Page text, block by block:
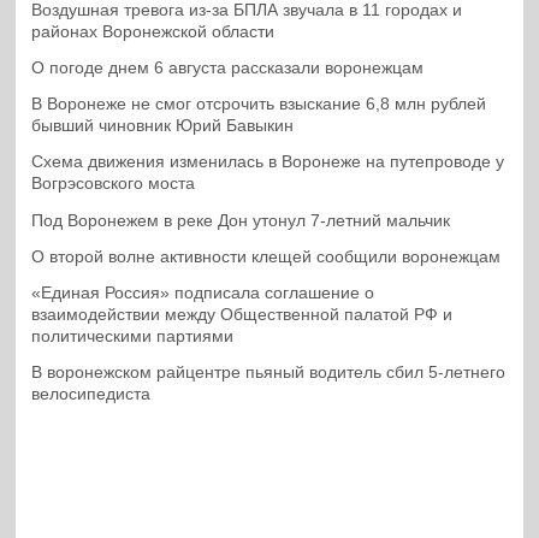
Воздушная тревога из-за БПЛА звучала в 11 городах и
районах Воронежской области
О погоде днем 6 августа рассказали воронежцам
В Воронеже не смог отсрочить взыскание 6,8 млн рублей
бывший чиновник Юрий Бавыкин
Схема движения изменилась в Воронеже на путепроводе у
Вогрэсовского моста
Под Воронежем в реке Дон утонул 7-летний мальчик
О второй волне активности клещей сообщили воронежцам
«Единая Россия» подписала соглашение о
взаимодействии между Общественной палатой РФ и
политическими партиями
В воронежском райцентре пьяный водитель сбил 5-летнего
велосипедиста